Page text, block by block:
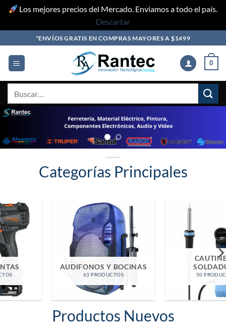
Los mejores precios del Mercado. Enviamos a todo el país.
Descartar
to
content
*ENVÍOS GRATIS EN COMPRAS MAYORES A $1499
0
Categorías Principales
AUDIFONOS Y BOCINAS
Productos Nuevos